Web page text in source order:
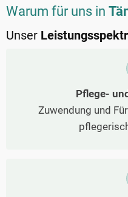
Warum für uns in
Unser
Pflege-
Zuwendung und